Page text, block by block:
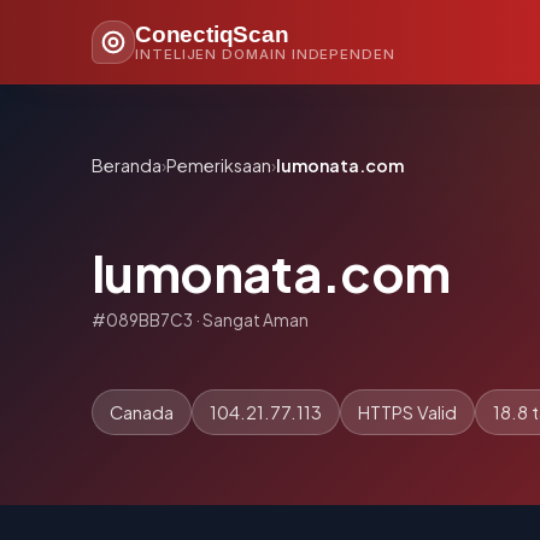
ConectiqScan
INTELIJEN DOMAIN INDEPENDEN
Beranda›Pemeriksaan›lumonata.com
lumonata.com
#089BB7C3 · Sangat Aman
Canada 104.21.77.113 HTTPS Valid 18.8